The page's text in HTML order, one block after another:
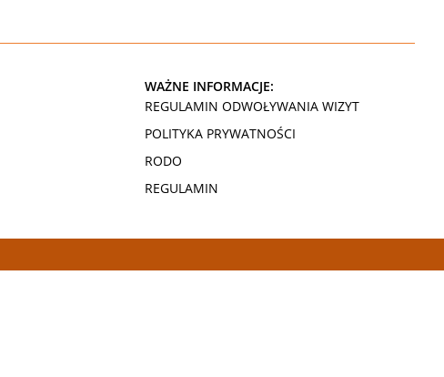
WAŻNE INFORMACJE:
REGULAMIN ODWOŁYWANIA WIZYT
POLITYKA PRYWATNOŚCI
RODO
REGULAMIN